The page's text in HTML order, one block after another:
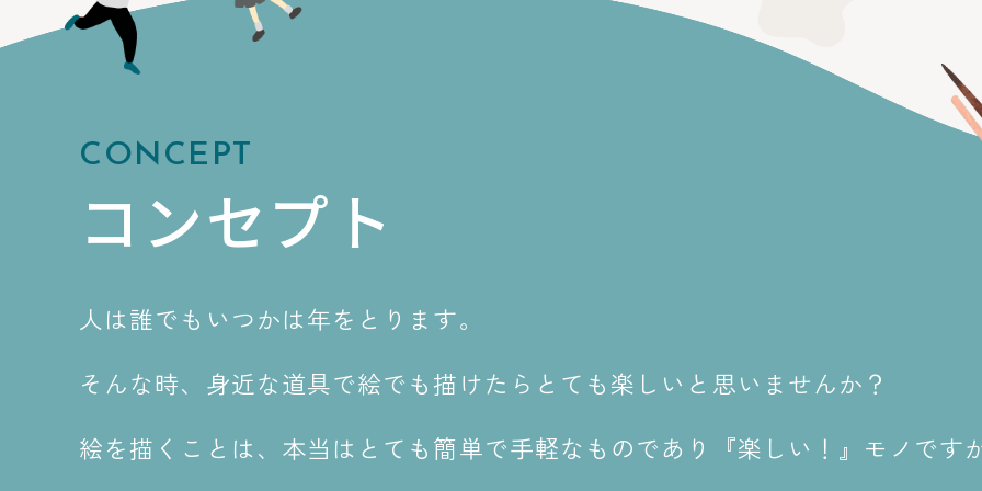
CONCEPT
コンセプト
人は誰でもいつかは年をとります。
そんな時、身近な道具で絵でも描けたらとても楽しいと思いませんか？
絵を描くことは、本当はとても簡単で手軽なものであり『楽しい！』モノです